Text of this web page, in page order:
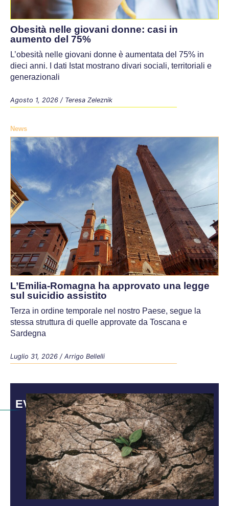
Obesità nelle giovani donne: casi in
aumento del 75%
L’obesità nelle giovani donne è aumentata del 75% in
dieci anni. I dati Istat mostrano divari sociali, territoriali e
generazionali
Agosto 1, 2026 / Teresa Zeleznik
News
L’Emilia-Romagna ha approvato una legge
sul suicidio assistito
Terza in ordine temporale nel nostro Paese, segue la
stessa struttura di quelle approvate da Toscana e
Sardegna
Luglio 31, 2026 / Arrigo Bellelli
EVENTI: